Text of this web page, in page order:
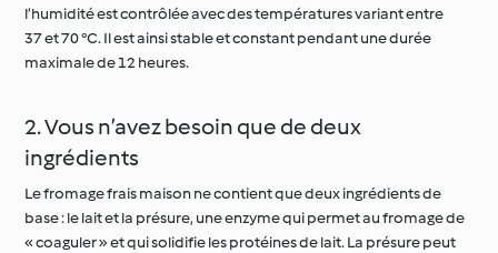
l’humidité est contrôlée avec des températures variant entre
37 et 70 °C. Il est ainsi stable et constant pendant une durée
maximale de 12 heures.
2. Vous n’avez besoin que de deux
ingrédients
Le fromage frais maison ne contient que deux ingrédients de
base : le lait et la présure, une enzyme qui permet au fromage de
« coaguler » et qui solidifie les protéines de lait. La présure peut